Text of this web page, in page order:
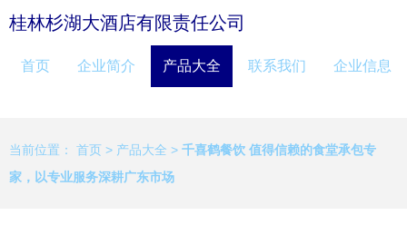
桂林杉湖大酒店有限责任公司
首页 企业简介 产品大全 联系我们 企业信息
当前位置： 首页 > 产品大全 > 千喜鹤餐饮 值得信赖的食堂承包专
家，以专业服务深耕广东市场